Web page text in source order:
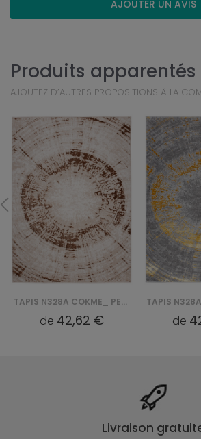
AJOUTER UN AVIS
Produits apparentés
AJOUTEZ D’AUTRES PROPOSITIONS À LA
TAPIS N328A COKME_ PES_ PALERMO - BEŻOWY, BRĄZOWY
de 42,62 € de
Livraison